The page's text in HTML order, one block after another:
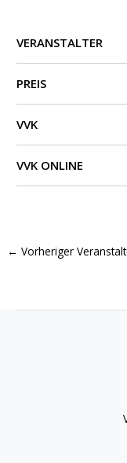
VERANSTALTER
PREIS
VVK
VVK ONLINE
← Vorheriger